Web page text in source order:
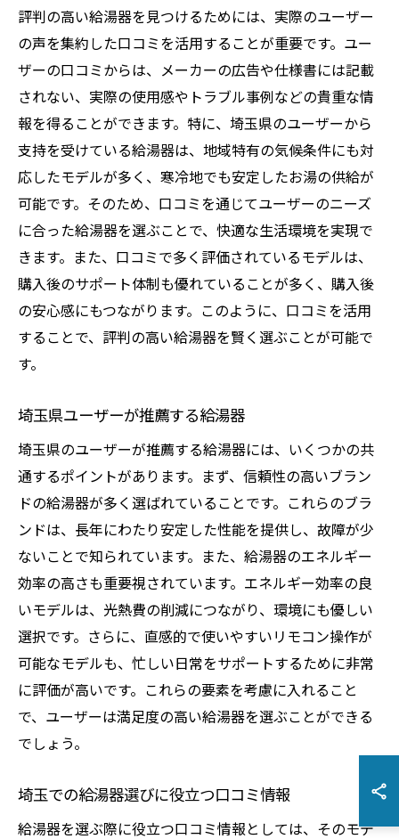
評判の高い給湯器を見つけるためには、実際のユーザー
の声を集約した口コミを活用することが重要です。ユー
ザーの口コミからは、メーカーの広告や仕様書には記載
されない、実際の使用感やトラブル事例などの貴重な情
報を得ることができます。特に、埼玉県のユーザーから
支持を受けている給湯器は、地域特有の気候条件にも対
応したモデルが多く、寒冷地でも安定したお湯の供給が
可能です。そのため、口コミを通じてユーザーのニーズ
に合った給湯器を選ぶことで、快適な生活環境を実現で
きます。また、口コミで多く評価されているモデルは、
購入後のサポート体制も優れていることが多く、購入後
の安心感にもつながります。このように、口コミを活用
することで、評判の高い給湯器を賢く選ぶことが可能で
す。
埼玉県ユーザーが推薦する給湯器
埼玉県のユーザーが推薦する給湯器には、いくつかの共
通するポイントがあります。まず、信頼性の高いブラン
ドの給湯器が多く選ばれていることです。これらのブラ
ンドは、長年にわたり安定した性能を提供し、故障が少
ないことで知られています。また、給湯器のエネルギー
効率の高さも重要視されています。エネルギー効率の良
いモデルは、光熱費の削減につながり、環境にも優しい
選択です。さらに、直感的で使いやすいリモコン操作が
可能なモデルも、忙しい日常をサポートするために非常
に評価が高いです。これらの要素を考慮に入れること
で、ユーザーは満足度の高い給湯器を選ぶことができる
でしょう。
埼玉での給湯器選びに役立つ口コミ情報
給湯器を選ぶ際に役立つ口コミ情報としては、そのモデ